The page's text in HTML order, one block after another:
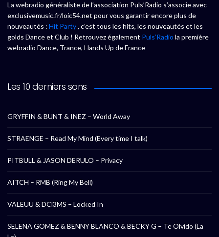
La webradio généraliste de l’association Puls’Radio s’associe avec
exclusivemusic.fr/loic54.net pour vous garantir encore plus de
nouveautés : Hit Party, c’est tous les hits, les nouveautés et les
golds Dance et Club ! Retrouvez également Puls’Radio la première
webradio Dance, Trance, Hands Up de France
Les 10 derniers sons
GRYFFIN & BUNT & INEZ – World Away
STRAENGE – Read My Mind (Every time I talk)
PITBULL & JASON DERULO – Privacy
AITCH – RMB (Ring My Bell)
VALEUU & DCl3MS – Locked In
SELENA GOMEZ & BENNY BLANCO & BECKY G – Te Olvido (La